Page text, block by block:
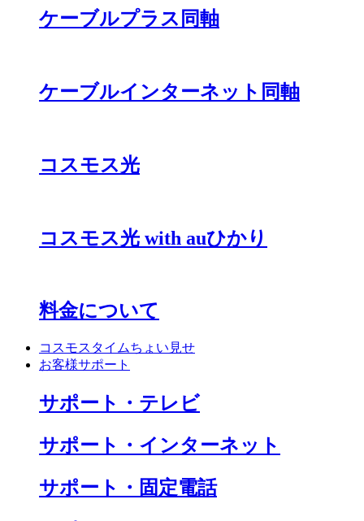
ケーブルプラス同軸
ケーブルインターネット同軸
コスモス光
コスモス光 with auひかり
料金について
コスモスタイムちょい見せ
お客様サポート
サポート・テレビ
サポート・インターネット
サポート・固定電話